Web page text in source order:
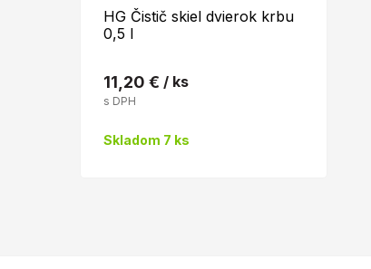
HG Čistič skiel dvierok krbu
0,5 l
11,20 € / ks
s DPH
Skladom 7 ks